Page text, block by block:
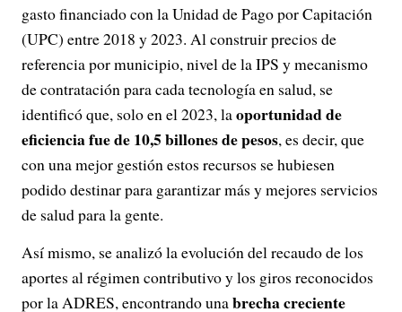
gasto financiado con la Unidad de Pago por Capitación
(UPC) entre 2018 y 2023. Al construir precios de
referencia por municipio, nivel de la IPS y mecanismo
de contratación para cada tecnología en salud, se
identificó que, solo en el 2023, laoportunidad de
eficiencia fue de 10,5 billones de pesos, es decir, que
con una mejor gestión estos recursos se hubiesen
podido destinar para garantizar más y mejores servicios
de salud para la gente.
Así mismo, se analizó la evolución del recaudo de los
aportes al régimen contributivo y los giros reconocidos
por la ADRES, encontrando unabrecha creciente